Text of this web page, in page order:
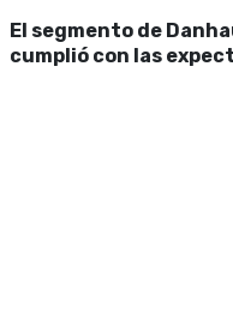
El segmento de
cumplió con las